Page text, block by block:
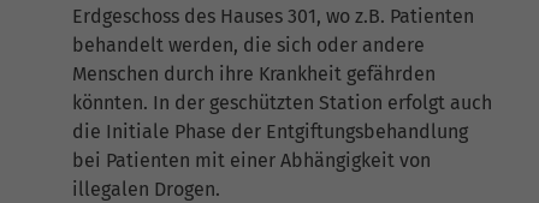
Erdgeschoss des Hauses 301, wo z.B. Patienten
behandelt werden, die sich oder andere
Menschen durch ihre Krankheit gefährden
könnten. In der geschützten Station erfolgt auch
die Initiale Phase der Entgiftungsbehandlung
bei Patienten mit einer Abhängigkeit von
illegalen Drogen.